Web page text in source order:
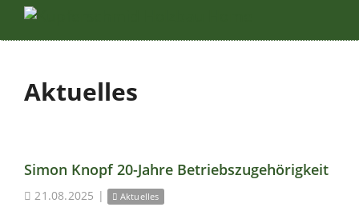
Aktuelles
Simon Knopf 20-Jahre Betriebszugehörigkeit
21.08.2025 | Aktuelles